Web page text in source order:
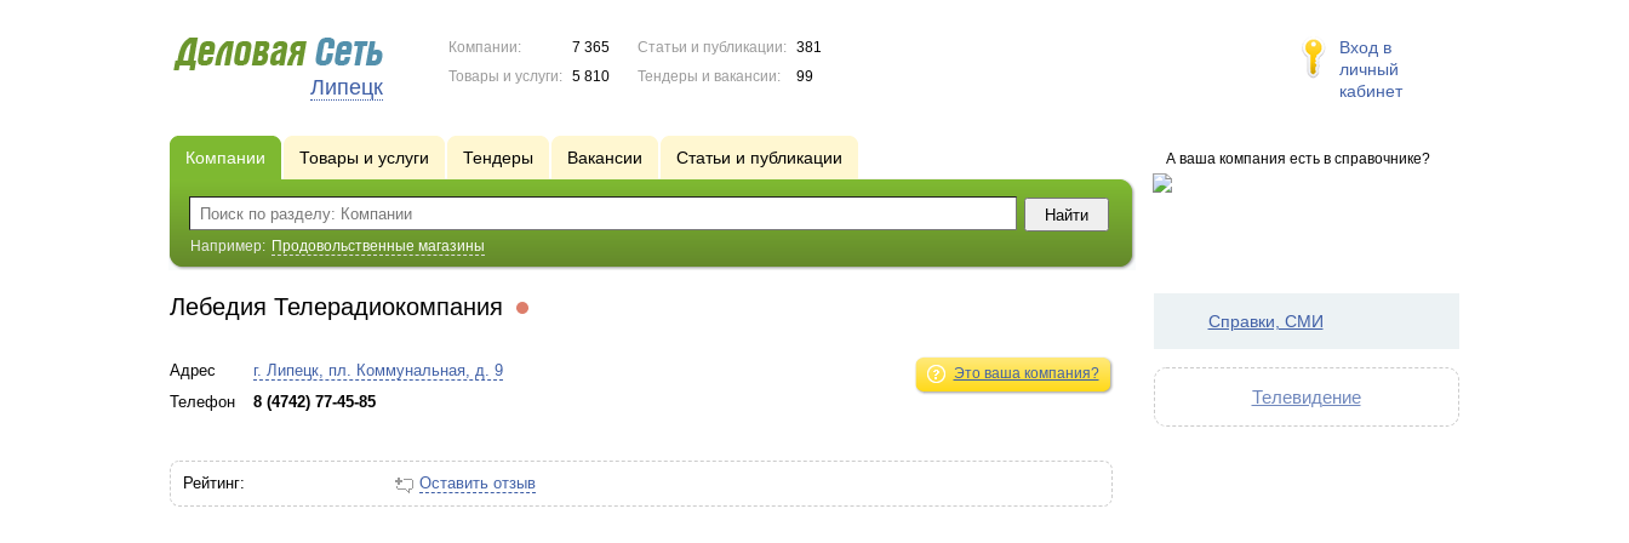
Липецк
Компании:
7 365
Товары и услуги:
5 810
Статьи и публикации:
381
Тендеры и вакансии:
99
Вход в
личный
кабинет
А ваша компания есть в справочнике?
Компании Товары и услуги Тендеры Вакансии Статьи и публикации
Например: Продовольственные магазины
Лебедия Телерадиокомпания
Это ваша компания?
Адрес
г. Липецк, пл. Коммунальная, д. 9
Телефон
8 (4742) 77-45-85
Рейтинг: Оставить отзыв
Справки, СМИ
Телевидение